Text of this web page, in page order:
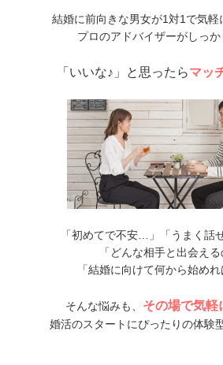
結婚に前向きな男女が1対1で気軽
プロのアドバイザーがしっか
「いいな♪」と思ったらマッ
「初めてで不安…」「うまく話
「どんな相手と出会える
「結婚に向けて何から始めれ
そんな悩みも、 その場で気軽
婚活のスタートにぴったりの体験